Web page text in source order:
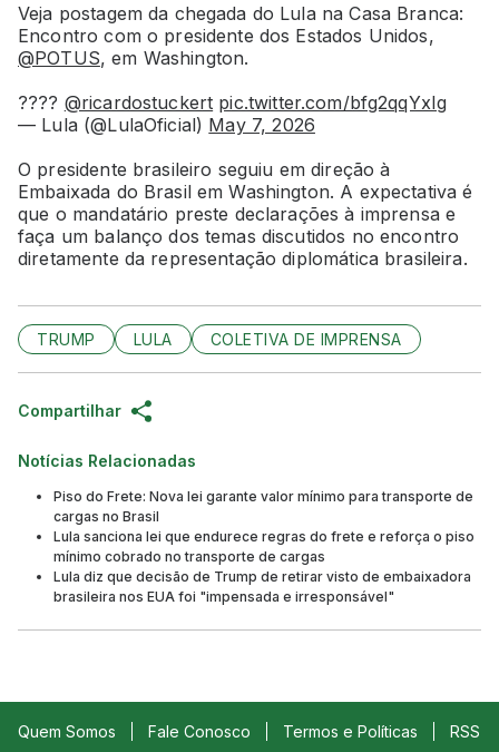
Veja postagem da chegada do Lula na Casa Branca:
Encontro com o presidente dos Estados Unidos,
@POTUS, em Washington.
???? @ricardostuckert pic.twitter.com/bfg2qqYxIg
— Lula (@LulaOficial) May 7, 2026
O presidente brasileiro seguiu em direção à
Embaixada do Brasil em Washington. A expectativa é
que o mandatário preste declarações à imprensa e
faça um balanço dos temas discutidos no encontro
diretamente da representação diplomática brasileira.
TRUMP LULA COLETIVA DE IMPRENSA
Compartilhar
Notícias Relacionadas
Piso do Frete: Nova lei garante valor mínimo para transporte de
cargas no Brasil
Lula sanciona lei que endurece regras do frete e reforça o piso
mínimo cobrado no transporte de cargas
Lula diz que decisão de Trump de retirar visto de embaixadora
brasileira nos EUA foi "impensada e irresponsável"
Quem Somos Fale Conosco Termos e Políticas RSS